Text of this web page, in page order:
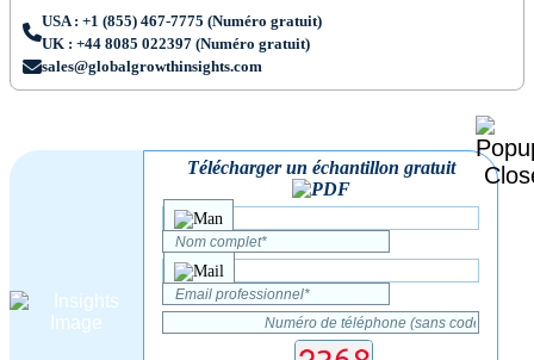
USA : +1 (855) 467-7775 (Numéro gratuit)
UK : +44 8085 022397 (Numéro gratuit)
sales@globalgrowthinsights.com
Télécharger un échantillon gratuit